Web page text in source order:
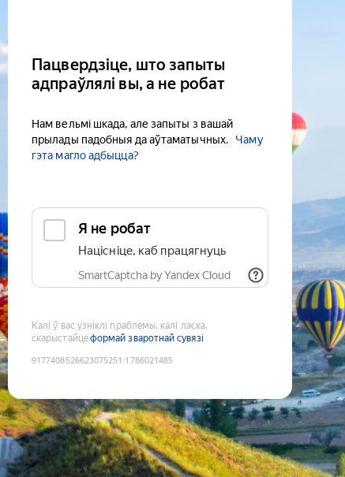
Пацвердзіце, што запыты
адпраўлялі вы, а не робат
Нам вельмі шкада, але запыты з вашай
прылады падобныя да аўтаматычных.
Чаму
гэта магло адбыцца?
Я не робат
Націсніце, каб працягнуць
SmartCaptcha by Yandex Cloud
Калі ў вас узніклі праблемы, калі ласка,
скарыстайцеформай зваротнай сувязі
9177408526623075251 :1786021485